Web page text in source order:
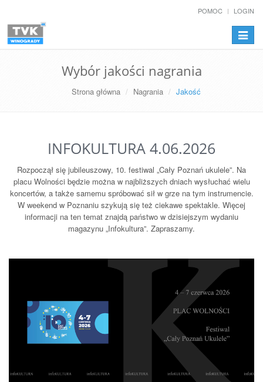
POMOC LOGIN
Wybór jakości nagrania
Strona główna Nagrania Jakość
INFOKULTURA 4.06.2026
Rozpoczął się jubileuszowy, 10. festiwal „Cały Poznań ukulele”. Na
placu Wolności będzie można w najbliższych dniach wysłuchać wielu
koncertów, a także samemu spróbować sił w grze na tym instrumencie.
W weekend w Poznaniu szykują się też ciekawe spektakle. Więcej
informacji na ten temat znajdą państwo w dzisiejszym wydaniu
magazynu „Infokultura”. Zapraszamy.